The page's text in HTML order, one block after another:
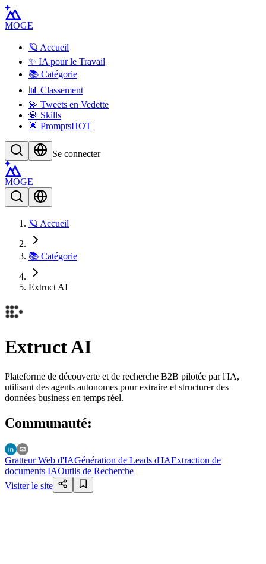
MOGE
🪐 Accueil
✨ IA pour le Travail
📚 Catégorie
📊 Classement
💫 Tweets en Vedette
💎 Skills
🌟 PromptsHOT
Se connecter
MOGE
🪐 Accueil
📚 Catégorie
Extruct AI
Extruct AI
Plateforme de découverte et de recherche B2B pilotée par l'IA,
utilisant des agents autonomes pour extraire et structurer des
données business en temps réel.
Communauté:
Gratteur Web d'IAGénération de Leads d'IAExtraction de
documents IAOutils de Recherche
Visiter le site